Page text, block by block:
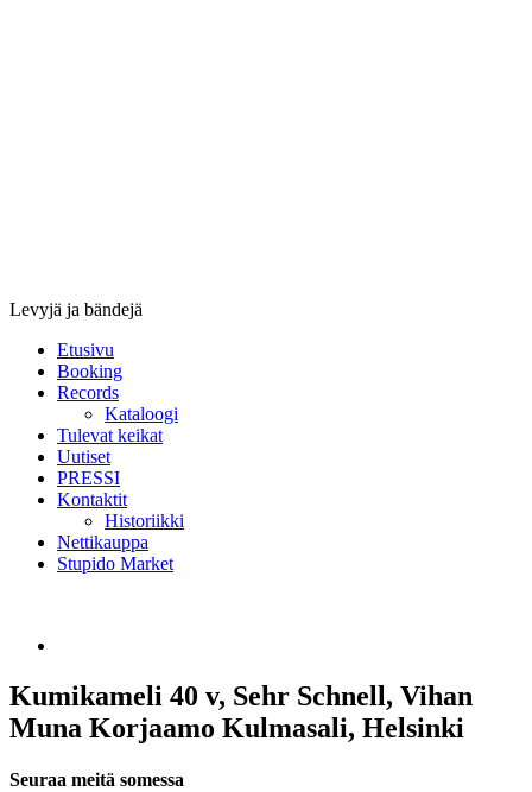
Levyjä ja bändejä
Etusivu
Booking
Records
Kataloogi
Tulevat keikat
Uutiset
PRESSI
Kontaktit
Historiikki
Nettikauppa
Stupido Market
Kumikameli 40 v, Sehr Schnell, Vihan
Muna Korjaamo Kulmasali, Helsinki
Seuraa meitä somessa